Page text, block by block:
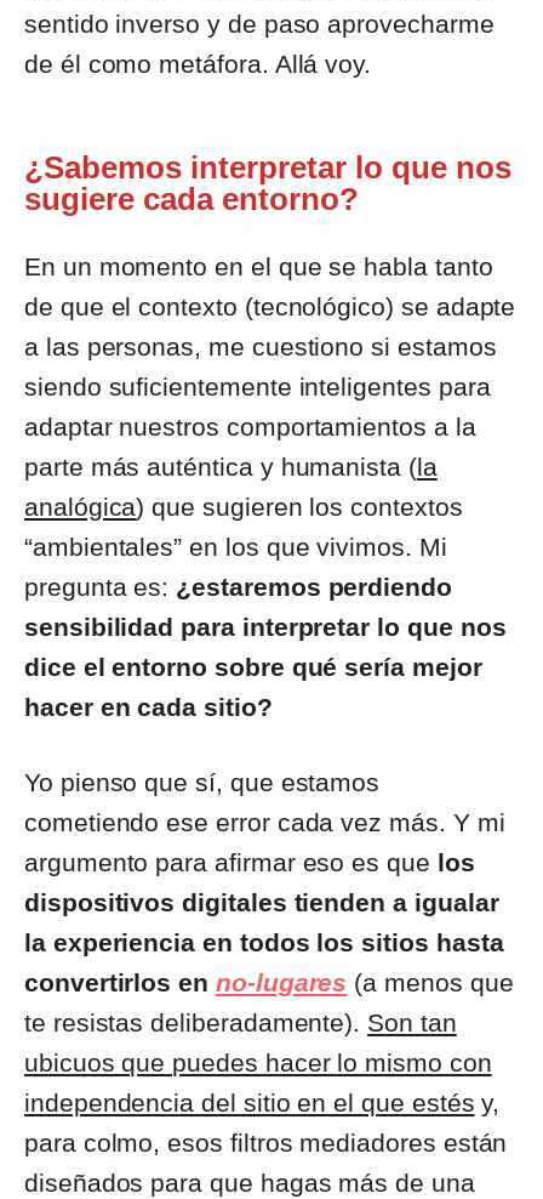
sentido inverso y de paso aprovecharme
de él como metáfora. Allá voy.
¿Sabemos interpretar lo que nos
sugiere cada entorno?
En un momento en el que se habla tanto
de que el contexto (tecnológico) se adapte
a las personas, me cuestiono si estamos
siendo suficientemente inteligentes para
adaptar nuestros comportamientos a la
parte más auténtica y humanista (la
analógica) que sugieren los contextos
“ambientales” en los que vivimos. Mi
pregunta es: ¿estaremos perdiendo
sensibilidad para interpretar lo que nos
dice el entorno sobre qué sería mejor
hacer en cada sitio?
Yo pienso que sí, que estamos
cometiendo ese error cada vez más. Y mi
argumento para afirmar eso es que los
dispositivos digitales tienden a igualar
la experiencia en todos los sitios hasta
convertirlos en no-lugares (a menos que
te resistas deliberadamente). Son tan
ubicuos que puedes hacer lo mismo con
independencia del sitio en el que estés y,
para colmo, esos filtros mediadores están
diseñados para que hagas más de una